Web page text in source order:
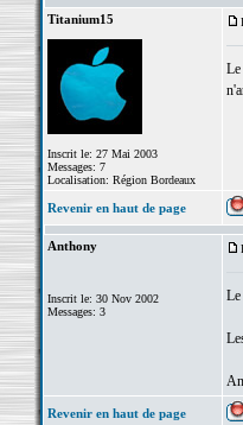
Titanium15
Inscrit le: 27 Mai 2003
Messages: 7
Localisation: Région Bordeaux
Le
Revenir en haut de page
Anthony
Inscrit le: 30 Nov 2002
Messages: 3
Revenir en haut de page